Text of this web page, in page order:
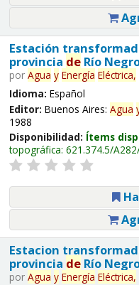
Estación
provincia deRío
por Agua y Energía Eléctrica,
Idioma: Español
Editor: Buenos Aires: Agua
1988
Disponibilidad: Ítems
topográfica: 621.374.5/
Estacion
provincia deRío
por Agua y Energía Eléctrica,